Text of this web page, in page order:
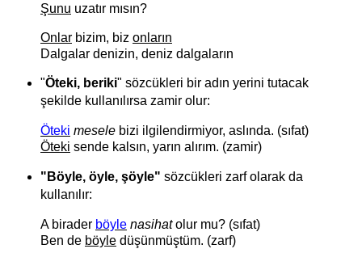
Şunu uzatır mısın?
Onlar bizim, biz onların
Dalgalar denizin, deniz dalgaların
"Öteki, beriki" sözcükleri bir adın yerini tutacak
şekilde kullanılırsa zamir olur:
Öteki mesele bizi ilgilendirmiyor, aslında. (sıfat)
Öteki sende kalsın, yarın alırım. (zamir)
"Böyle, öyle, şöyle" sözcükleri zarf olarak da
kullanılır:
A birader böyle nasihatolur mu? (sıfat)
Ben de böyle düşünmüştüm. (zarf)